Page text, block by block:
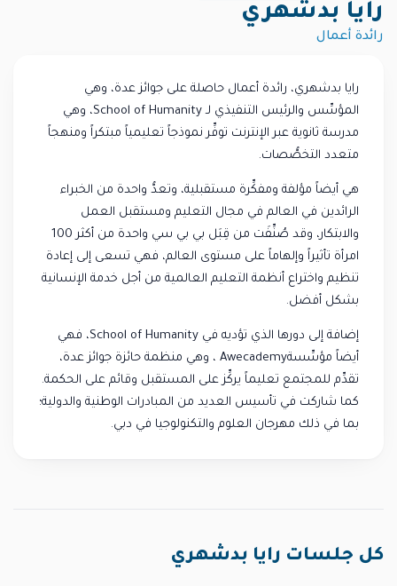
رايا بدشهري
رائدة أعمال
رايا بدشهري، رائدة أعمال حاصلة على جوائز عدة، وهي
المؤسِّس والرئيس التنفيذي لـ School of Humanity، وهي
مدرسة ثانوية عبر الإنترنت توفِّر نموذجاً تعليمياً مبتكراً ومنهجاً
متعدد التخصُّصات.
هي أيضاً مؤلفة ومفكِّرة مستقبلية، وتعدُّ واحدة من الخبراء
الرائدين في العالم في مجال التعليم ومستقبل العمل
والابتكار، وقد صُنِّفَت من قِبَل بي بي سي واحدة من أكثر 100
امرأة تأثيراً وإلهاماً على مستوى العالم، فهي تسعى إلى إعادة
تنظيم واختراع أنظمة التعليم العالمية من أجل خدمة الإنسانية
بشكل أفضل.
إضافة إلى دورها الذي تؤديه في School of Humanity، فهي
أيضاً مؤسِّسةAwecademy ، وهي منظمة حائزة جوائز عدة،
تقدِّم للمجتمع تعليماً يركِّز على المستقبل وقائم على الحكمة.
كما شاركت في تأسيس العديد من المبادرات الوطنية والدولية؛
بما في ذلك مهرجان العلوم والتكنولوجيا في دبي.
كل جلسات رايا بدشهري